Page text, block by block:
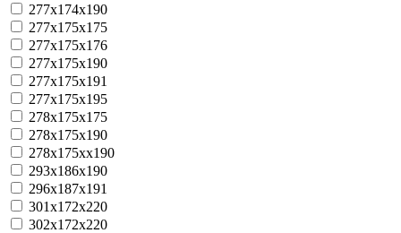
277x174x190
277x175x175
277x175x176
277x175x190
277x175x191
277x175x195
278x175x175
278x175x190
278x175xx190
293x186x190
296x187x191
301x172x220
302x172x220